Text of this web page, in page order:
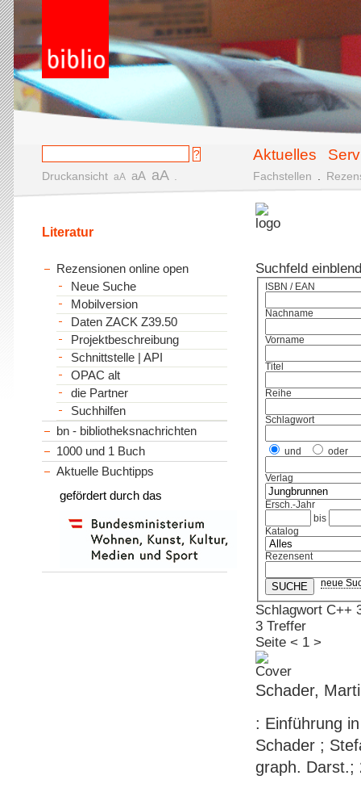
Aktuelles
Druckansicht aA aA aA Fachstellen
Suchfeld
ISBN / EAN
Nachname
Vorname
Titel
Reihe
Schlagwort
und oder
Verlag
Ersch.-Jahr
bis
Katalog
Rezensent
neue
Schlagwort C++
3 Treffer
Seite < 1 >
Schader,
: Einführung
Schader ;
graph. Darst.;
Literatur
Rezensionen online open
Neue Suche
Mobilversion
Daten ZACK Z39.50
Projektbeschreibung
Schnittstelle | API
OPAC alt
die Partner
Suchhilfen
bn - bibliotheksnachrichten
1000 und 1 Buch
Aktuelle Buchtipps
gefördert durch das